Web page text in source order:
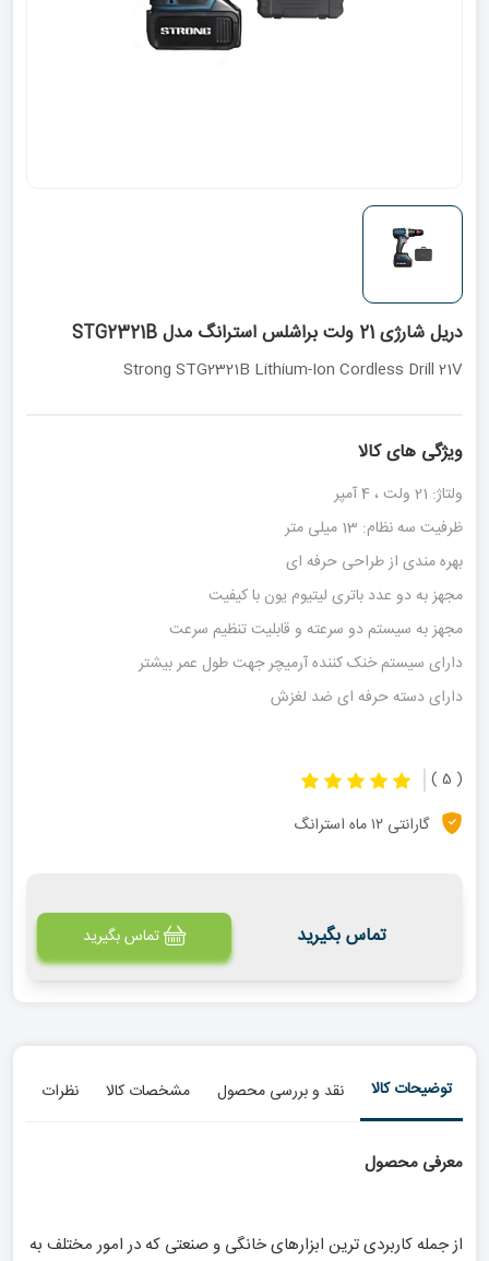
دریل شارژی 21 ولت براشلس استرانگ مدل STG2321B
Strong STG2321B Lithium-Ion Cordless Drill 21V
ویژگی های کالا
ولتاژ: 21 ولت ، 4 آمپر
ظرفیت سه‌ نظام: 13 میلی متر
بهره مندی از طراحی حرفه ای
مجهز به دو عدد باتری لیتیوم یون با کیفیت
مجهز به سیستم دو سرعته و قابلیت تنظیم سرعت
دارای سیستم خنک کننده آرمیچر جهت طول عمر بیشتر
دارای دسته حرفه ای ضد لغزش
( 5 )
گارانتی ۱۲ ماه استرانگ
تماس بگیرید تماس بگیرید
توضیحات کالا نقد و بررسی محصول مشخصات کالا نظرات
معرفی محصول
از جمله کاربردی ترین ابزارهای خانگی و صنعتی که در امور مختلف به